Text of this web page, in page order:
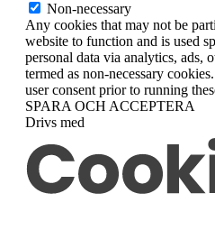
Non-necessary
Any cookies that may not be
website to function and is used
personal data via analytics, ads,
termed as non-necessary
user consent prior to running
SPARA OCH ACCEPTERA
Drivs med